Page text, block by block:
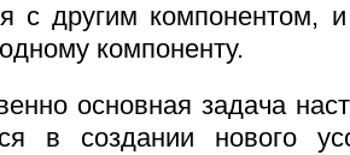
с другим компонентом,
компоненту.
основная задача
в создании нового